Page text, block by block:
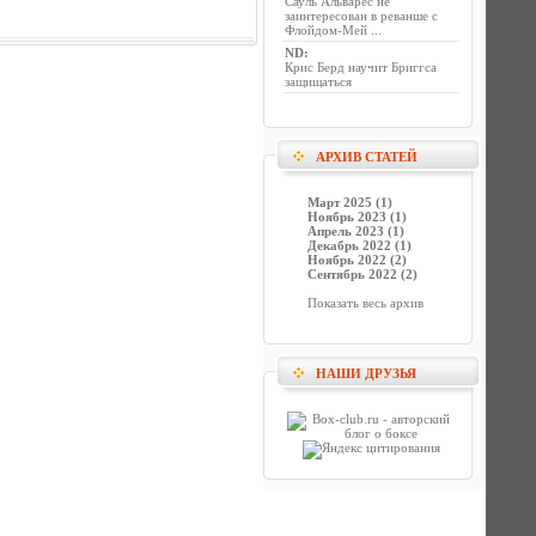
заинтересован в реванше с
Флойдом-Мей ...
ND:
Крис Берд научит Бриггса
защищаться
АРХИВ СТАТЕЙ
Март 2025 (1)
Ноябрь 2023 (1)
Апрель 2023 (1)
Декабрь 2022 (1)
Ноябрь 2022 (2)
Сентябрь 2022 (2)
Показать весь архив
НАШИ ДРУЗЬЯ